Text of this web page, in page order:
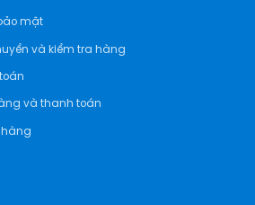
mật
và kiểm tra hàng
và thanh toán
hàng